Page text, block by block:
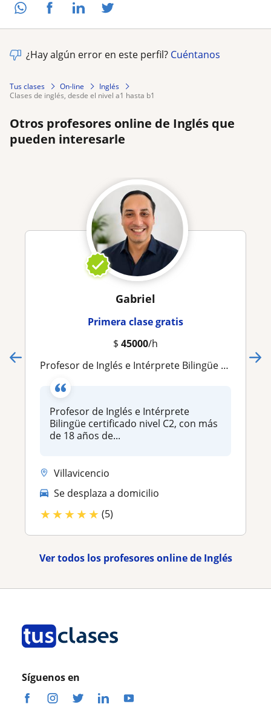
¿Hay algún error en este perfil? Cuéntanos
Tus clases On-line
Inglés
clases de inglés, desde el nivel a1 hasta b1
Otros profesores online de Inglés que
pueden interesarle
Gabriel
Primera clase gratis
$ 45000/h
Profesor de Inglés e Intérprete Bilingüe | Más de 18 años de experiencia | Clases virtuales para todos los niveles
Profesor de Inglés e Intérprete
Bilingüe certificado nivel C2, con más
de 18 años de...
Villavicencio
Se desplaza a domicilio
★★★★★ (5)
Ver todos los profesores online de Inglés
Síguenos en